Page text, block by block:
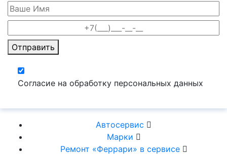
Отправить
Согласие на обработку персональных данных
Автосервис
Марки
Ремонт «Феррари» в сервисе